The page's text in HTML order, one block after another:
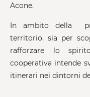
Acone.
In ambito della
territorio, sia per
rafforzare lo
cooperativa intende
itinerari nei dintorni